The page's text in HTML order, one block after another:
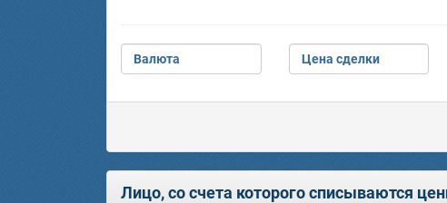
Валюта Цена сделки
Лицо, со счета которого списываются